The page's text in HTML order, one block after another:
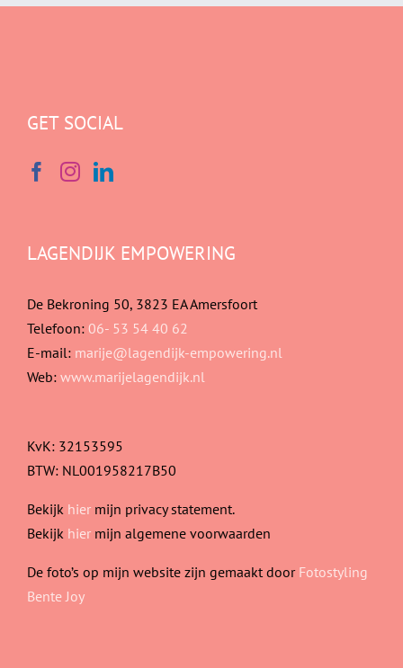
GET SOCIAL
LAGENDIJK EMPOWERING
De Bekroning 50, 3823 EA Amersfoort
Telefoon: 06- 53 54 40 62
E-mail: marije@lagendijk-empowering.nl
Web: www.marijelagendijk.nl
KvK: 32153595
BTW: NL001958217B50
Bekijk hier mijn privacy statement.
Bekijk hier mijn algemene voorwaarden
De foto’s op mijn website zijn gemaakt door Fotostyling
Bente Joy